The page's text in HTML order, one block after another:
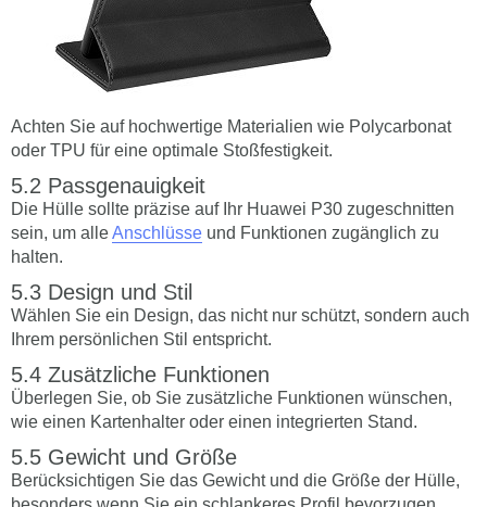
Achten Sie auf hochwertige Materialien wie Polycarbonat
oder TPU für eine optimale Stoßfestigkeit.
Passgenauigkeit
Die Hülle sollte präzise auf Ihr Huawei P30 zugeschnitten
sein, um alleAnschlüsse und Funktionen zugänglich zu
halten.
Design und Stil
Wählen Sie ein Design, das nicht nur schützt, sondern auch
Ihrem persönlichen Stil entspricht.
Zusätzliche Funktionen
Überlegen Sie, ob Sie zusätzliche Funktionen wünschen,
wie einen Kartenhalter oder einen integrierten Stand.
Gewicht und Größe
Berücksichtigen Sie das Gewicht und die Größe der Hülle,